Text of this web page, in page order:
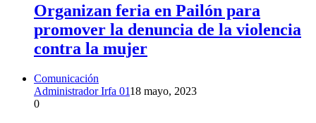
Organizan feria en Pailón para
promover la denuncia de la violencia
contra la mujer
Comunicación
Administrador Irfa 0118 mayo, 2023
0